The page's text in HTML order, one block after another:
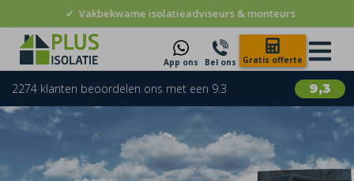
✓ Vakbekwame isolatieadviseurs & monteurs
App ons Bel ons Gratis offerte
9,3
2274 klanten beoordelen ons met een 9.3